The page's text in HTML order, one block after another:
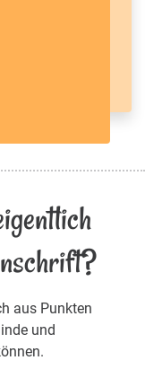
aus Punkten
und